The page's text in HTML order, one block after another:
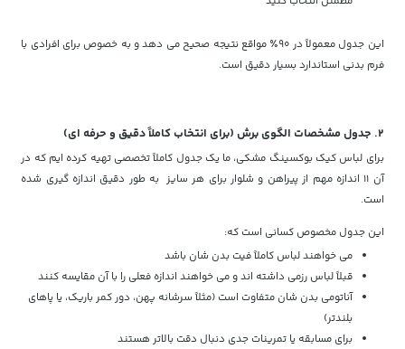
این جدول معمولاً در ۹۰٪ مواقع نتیجه صحیح می دهد و به خصوص برای افرادی با
فرم بدنی استاندارد بسیار دقیق است.
۲. جدول مشخصات الگوی برش (برای انتخاب کاملاً دقیق و حرفه ای)
برای لباس کیک بوکسینگ مشکی، ما یک جدول کاملاً تخصصی تهیه کرده ایم که در
آن ۱۱ اندازه مهم از پیراهن و شلوار برای هر سایز به طور دقیق اندازه گیری شده
است.
این جدول مخصوص کسانی است که:
می خواهند لباس کاملاً فیت بدن شان باشد
قبلاً لباس رزمی داشته اند و می خواهند اندازه فعلی را با آن مقایسه کنند
آناتومی بدن شان متفاوت است (مثلاً سرشانه پهن، دور کمر باریک، یا پاهای
بلندتر)
برای مسابقه یا تمرینات جدی دنبال دقت بالاتر هستند